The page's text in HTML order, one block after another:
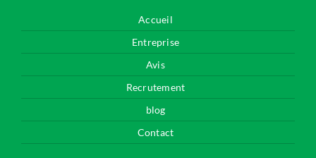
Accueil
Entreprise
Avis
Recrutement
blog
Contact